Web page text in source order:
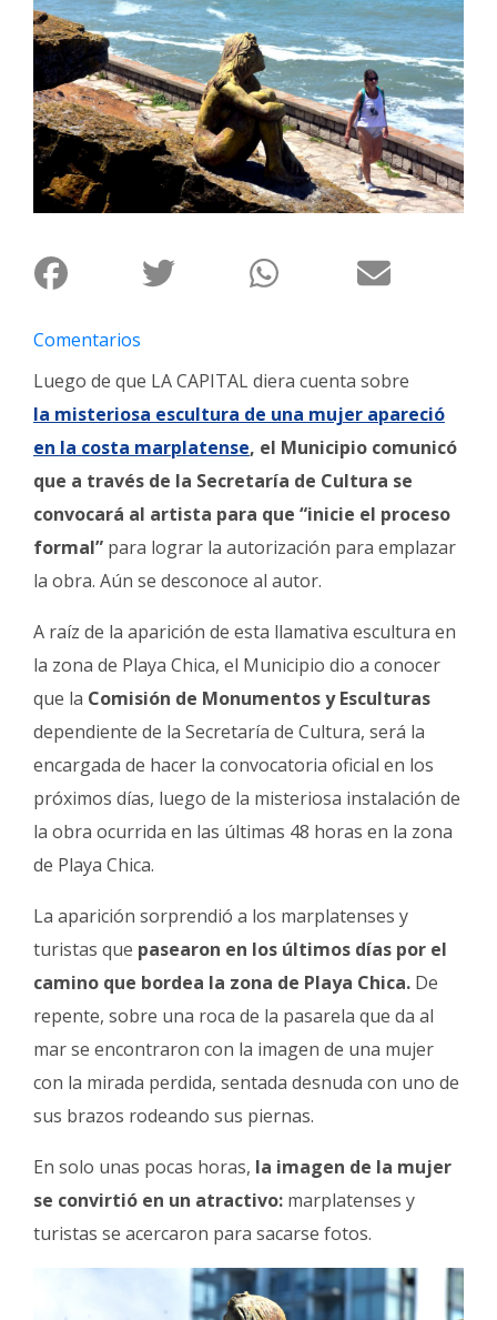
y
Espectáculos
Policiales
Cartelera
Fotos
de
Familia
Clasificados
Comentarios
Luego de que LA CAPITAL diera cuenta sobre
la misteriosa escultura de una mujer apareció
en la costa marplatense, el Municipio comunicó
que a través de la Secretaría de Cultura se
convocará al artista para que “inicie el proceso
formal” para lograr la autorización para emplazar
la obra. Aún se desconoce al autor.
A raíz de la aparición de esta llamativa escultura en
la zona de Playa Chica, el Municipio dio a conocer
que la Comisión de Monumentos y Esculturas
dependiente de la Secretaría de Cultura, será la
encargada de hacer la convocatoria oficial en los
próximos días, luego de la misteriosa instalación de
la obra ocurrida en las últimas 48 horas en la zona
de Playa Chica.
La aparición sorprendió a los marplatenses y
turistas que pasearon en los últimos días por el
camino que bordea la zona de Playa Chica. De
repente, sobre una roca de la pasarela que da al
mar se encontraron con la imagen de una mujer
con la mirada perdida, sentada desnuda con uno de
sus brazos rodeando sus piernas.
En solo unas pocas horas, la imagen de la mujer
se convirtió en un atractivo: marplatenses y
turistas se acercaron para sacarse fotos.